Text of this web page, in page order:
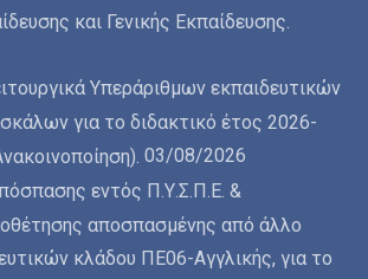
και Γενικής Εκπαίδευσης.
Υπεράριθμων εκπαιδευτικών
για το διδακτικό έτος 2026-
03/08/2026
εντός Π.Υ.Σ.Π.Ε. &
αποσπασμένης από άλλο
κλάδου ΠΕ06-Αγγλικής, για το